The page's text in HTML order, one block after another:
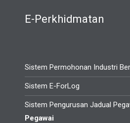
E-Perkhidmatan
Sistem Permohonan Industri
Sistem E-ForLog
Sistem Pengurusan Jadual
Pegawai